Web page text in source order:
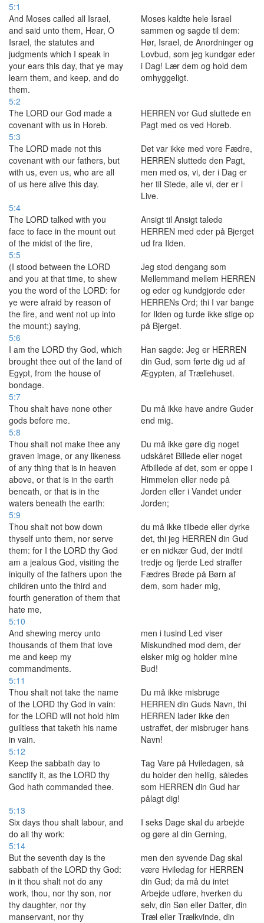
5:1
And Moses called all Israel,
and said unto them, Hear, O
Israel, the statutes and
judgments which I speak in
your ears this day, that ye may
learn them, and keep, and do
them.
Moses kaldte hele Israel
sammen og sagde til dem:
Hør, Israel, de Anordninger og
Lovbud, som jeg kundgør eder
i Dag! Lær dem og hold dem
omhyggeligt.
5:2
The LORD our God made a
covenant with us in Horeb.
HERREN vor Gud sluttede en
Pagt med os ved Horeb.
5:3
The LORD made not this
covenant with our fathers, but
with us, even us, who are all
of us here alive this day.
Det var ikke med vore Fædre,
HERREN sluttede den Pagt,
men med os, vi, der i Dag er
her til Stede, alle vi, der er i
Live.
5:4
The LORD talked with you
face to face in the mount out
of the midst of the fire,
Ansigt til Ansigt talede
HERREN med eder på Bjerget
ud fra Ilden.
5:5
(I stood between the LORD
and you at that time, to shew
you the word of the LORD: for
ye were afraid by reason of
the fire, and went not up into
the mount;) saying,
Jeg stod dengang som
Mellemmand mellem HERREN
og eder og kundgjorde eder
HERRENs Ord; thi I var bange
for Ilden og turde ikke stige op
på Bjerget.
5:6
I am the LORD thy God, which
brought thee out of the land of
Egypt, from the house of
bondage.
Han sagde: Jeg er HERREN
din Gud, som førte dig ud af
Ægypten, af Trællehuset.
5:7
Thou shalt have none other
gods before me.
Du må ikke have andre Guder
end mig.
5:8
Thou shalt not make thee any
graven image, or any likeness
of any thing that is in heaven
above, or that is in the earth
beneath, or that is in the
waters beneath the earth:
Du må ikke gøre dig noget
udskåret Billede eller noget
Afbillede af det, som er oppe i
Himmelen eller nede på
Jorden eller i Vandet under
Jorden;
5:9
Thou shalt not bow down
thyself unto them, nor serve
them: for I the LORD thy God
am a jealous God, visiting the
iniquity of the fathers upon the
children unto the third and
fourth generation of them that
hate me,
du må ikke tilbede eller dyrke
det, thi jeg HERREN din Gud
er en nidkær Gud, der indtil
tredje og fjerde Led straffer
Fædres Brøde på Børn af
dem, som hader mig,
5:10
And shewing mercy unto
thousands of them that love
me and keep my
commandments.
men i tusind Led viser
Miskundhed mod dem, der
elsker mig og holder mine
Bud!
5:11
Thou shalt not take the name
of the LORD thy God in vain:
for the LORD will not hold him
guiltless that taketh his name
in vain.
Du må ikke misbruge
HERREN din Guds Navn, thi
HERREN lader ikke den
ustraffet, der misbruger hans
Navn!
5:12
Keep the sabbath day to
sanctify it, as the LORD thy
God hath commanded thee.
Tag Vare på Hviledagen, så
du holder den hellig, således
som HERREN din Gud har
pålagt dig!
5:13
Six days thou shalt labour, and
do all thy work:
I seks Dage skal du arbejde
og gøre al din Gerning,
5:14
But the seventh day is the
sabbath of the LORD thy God:
in it thou shalt not do any
work, thou, nor thy son, nor
thy daughter, nor thy
manservant, nor thy
men den syvende Dag skal
være Hviledag for HERREN
din Gud; da må du intet
Arbejde udføre, hverken du
selv, din Søn eller Datter, din
Træl eller Trælkvinde, din